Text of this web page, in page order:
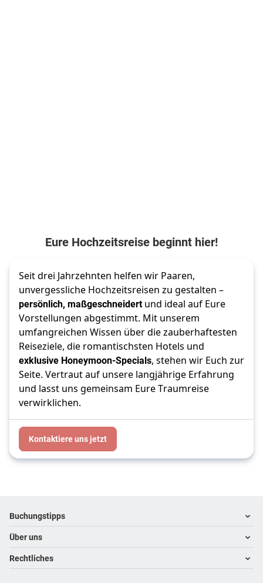
Eure Hochzeitsreise beginnt hier!
Seit drei Jahrzehnten helfen wir Paaren,
unvergessliche Hochzeitsreisen zu gestalten –
persönlich, maßgeschneidertund ideal auf Eure
Vorstellungen abgestimmt. Mit unserem
umfangreichen Wissen über die zauberhaftesten
Reiseziele, die romantischsten Hotels und
exklusive Honeymoon-Specials, stehen wir Euch zur
Seite. Vertraut auf unsere langjährige Erfahrung
und lasst uns gemeinsam Eure Traumreise
verwirklichen.
Kontaktiere uns jetzt
Footer navigation
Buchungstipps
Warum im Reisebüro buchen
Hoteltipps
Reisewelten
Über uns
Kontakt
Rechtliches